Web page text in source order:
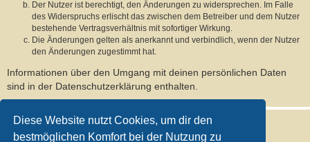
Diese Website nutzt Cookies, um dir den
bestmöglichen Komfort bei der Nutzung zu
Der Nutzer ist berechtigt, den Änderungen zu widersprechen. Im Falle
des Widerspruchs erlischt das zwischen dem Betreiber und dem Nutzer
bestehende Vertragsverhältnis mit sofortiger Wirkung.
Die Änderungen gelten als anerkannt und verbindlich, wenn der Nutzer
den Änderungen zugestimmt hat.
Informationen über den Umgang mit deinen persönlichen Daten
sind in der Datenschutzerklärung enthalten.